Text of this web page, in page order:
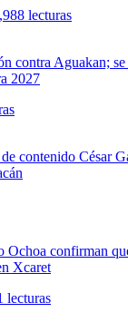
lecturas
contra Aguakan;
2027
contenido César
confirman
Xcaret
lecturas